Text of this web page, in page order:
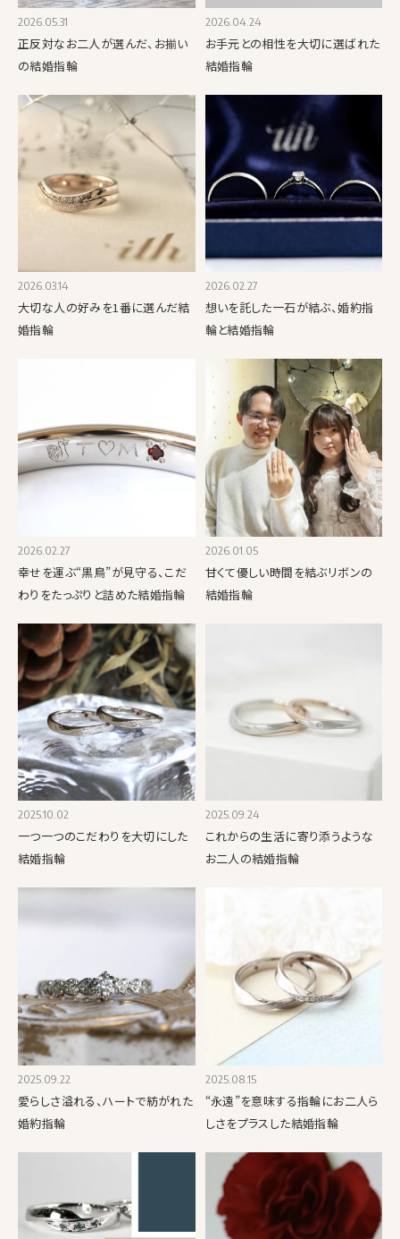
2026.05.31
正反対なお二人が選んだ、お揃い
の結婚指輪
2026.04.24
お手元との相性を大切に選ばれた
結婚指輪
2026.03.14
大切な人の好みを1番に選んだ結
婚指輪
2026.02.27
想いを託した一石が結ぶ、婚約指
輪と結婚指輪
2026.02.27
幸せを運ぶ“黒鳥”が見守る、こだ
わりをたっぷりと詰めた結婚指輪
2026.01.05
甘くて優しい時間を結ぶリボンの
結婚指輪
2025.10.02
一つ一つのこだわりを大切にした
結婚指輪
2025.09.24
これからの生活に寄り添うような
お二人の結婚指輪
2025.09.22
愛らしさ溢れる、ハートで紡がれた
婚約指輪
2025.08.15
“永遠”を意味する指輪にお二人ら
しさをプラスした結婚指輪